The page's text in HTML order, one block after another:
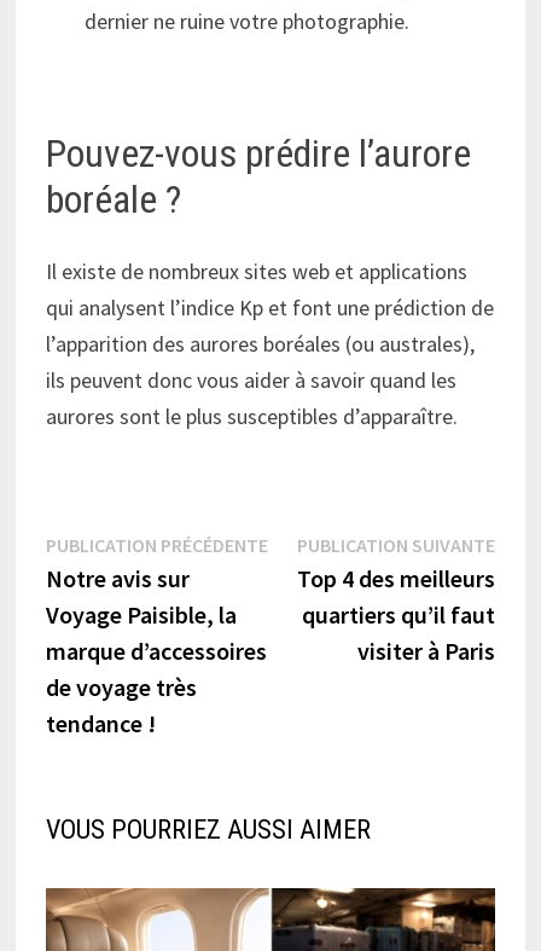
dernier ne ruine votre photographie.
Pouvez-vous prédire l’aurore
boréale ?
Il existe de nombreux sites web et applications
qui analysent l’indice Kp et font une prédiction de
l’apparition des aurores boréales (ou australes),
ils peuvent donc vous aider à savoir quand les
aurores sont le plus susceptibles d’apparaître.
Navigation
de
l’article
PUBLICATION PRÉCÉDENTEPublication
précédente :
Notre avis sur
Voyage Paisible, la
marque d’accessoires
de voyage très
tendance !
PUBLICATION SUIVANTE
Top 4 des meilleurs
quartiers qu’il faut
visiter à Paris
VOUS POURRIEZ AUSSI AIMER